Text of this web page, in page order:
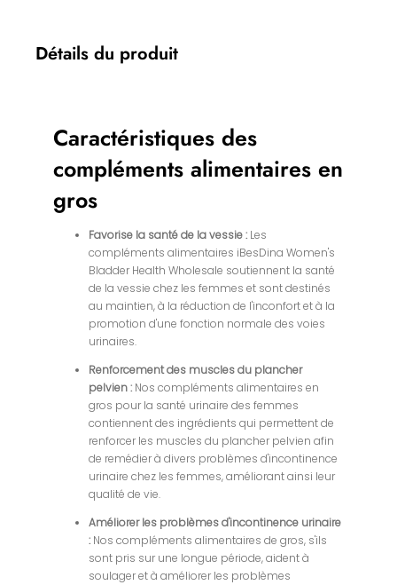
Détails du produit
Caractéristiques des
compléments alimentaires en
gros
Favorise la santé de la vessie : Les
compléments alimentaires iBesDina Women's
Bladder Health Wholesale soutiennent la santé
de la vessie chez les femmes et sont destinés
au maintien, à la réduction de l'inconfort et à la
promotion d'une fonction normale des voies
urinaires.
Renforcement des muscles du plancher
pelvien : Nos compléments alimentaires en
gros pour la santé urinaire des femmes
contiennent des ingrédients qui permettent de
renforcer les muscles du plancher pelvien afin
de remédier à divers problèmes d'incontinence
urinaire chez les femmes, améliorant ainsi leur
qualité de vie.
Améliorer les problèmes d'incontinence urinaire
: Nos compléments alimentaires de gros, s'ils
sont pris sur une longue période, aident à
soulager et à améliorer les problèmes